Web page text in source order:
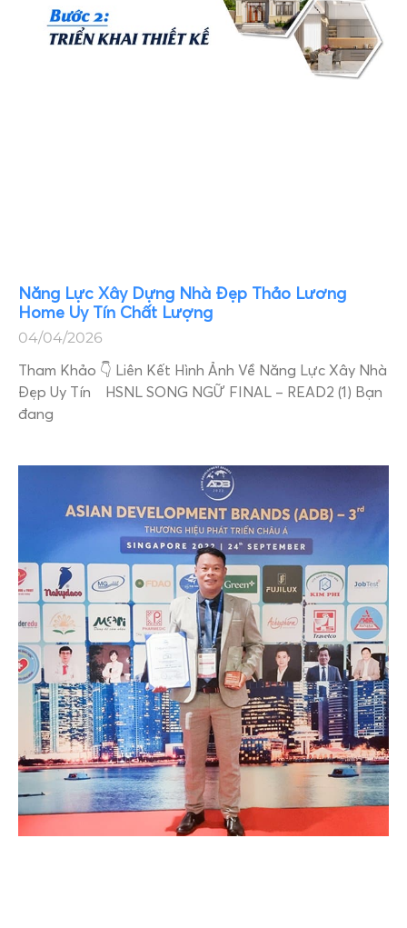
Năng Lực Xây Dựng Nhà Đẹp Thảo Lương
Home Uy Tín Chất Lượng
04/04/2026
Tham Khảo 👇 Liên Kết Hình Ảnh Về Năng Lực Xây Nhà
Đẹp Uy Tín HSNL SONG NGỮ FINAL – READ2 (1) Bạn
đang